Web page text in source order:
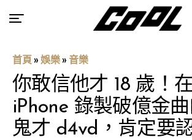
首頁 » 娛樂 » 音樂
你敢信他才 18 歲！
iPhone 錄製破億金
鬼才 d4vd，肯定要